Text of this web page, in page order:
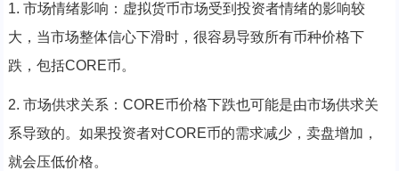
1. 市场情绪影响：虚拟货币市场受到投资者情绪的影响较
大，当市场整体信心下滑时，很容易导致所有币种价格下
跌，包括CORE币。
2. 市场供求关系：CORE币价格下跌也可能是由市场供求关
系导致的。如果投资者对CORE币的需求减少，卖盘增加，
就会压低价格。